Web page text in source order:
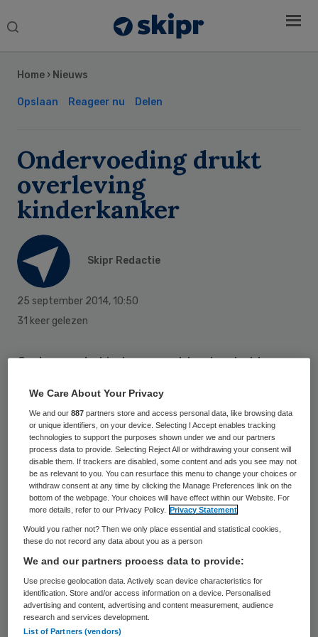
Search
Home › Nieuws
Opslaan Reageer nu Delen
Ondervoeding drukt
overleving
kinderkanker
Skipr Redactie
25 september 2014, 10:50
31 keer gelezen
Ondervoede kinderen met kanker hebben
Gewichtsverlies leidt bij kinderen met
kanker tot een hogere kans op infecties.
Dat blijkt uit promotieonderzoek van
kinderverpleegkundige Aeltsje Brinksma van
het Universitair Medisch Centrum
Groningen.
Het onderzoeklaat ook zien dat meer
kinderen een slechte voedingstoestand
hebben dan tot nu toe gedacht, omdat
vaak niet bekend is dat kinderen afgevallen
Sidebar
We Care About Your Privacy
We and our887 partners store and access personal data, like browsing data
or unique identifiers, on your device. Selecting I Accept enables tracking
technologies to support the purposes shown under we and our partners
process data to provide. Selecting Reject All or withdrawing your consent will
disable them. If trackers are disabled, some content and ads you see may not
be as relevant to you. You can resurface this menu to change your choices or
withdraw consent at any time by clicking the Manage Preferences link on the
bottom of the webpage. Your choices will have effect within our Website. For
more details, refer to our Privacy Policy.
Privacy Statement
Would you rather not? Then we only place essential and statistical cookies,
these do not record any data about you as a person
We and our partners process data to provide:
Use precise geolocation data. Actively scan device characteristics for
identification. Store and/or access information on a device. Personalised
advertising and content, advertising and content measurement, audience
research and services development.
List of Partners (vendors)